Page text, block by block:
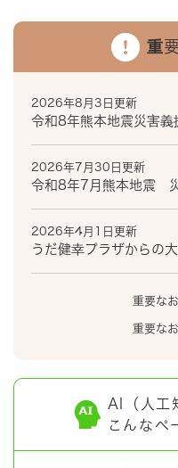
重
2026年8月3日更新
令和8年熊本地震災害義
2026年7月30日更新
令和8年7月熊本地震
2026年4月1日更新
うだ健幸プラザからの
重要な
重要な
AI（人工
こんなペ